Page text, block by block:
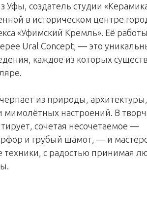
Уфы, создатель студии
в историческом центре
«Уфимский Кремль». Её работы,
Ural Concept, — это
каждое из которых
из природы, архитектуры,
мимолётных настроений. В
сочетая несочетаемое —
и грубый шамот, — и
техники, с радостью принимая